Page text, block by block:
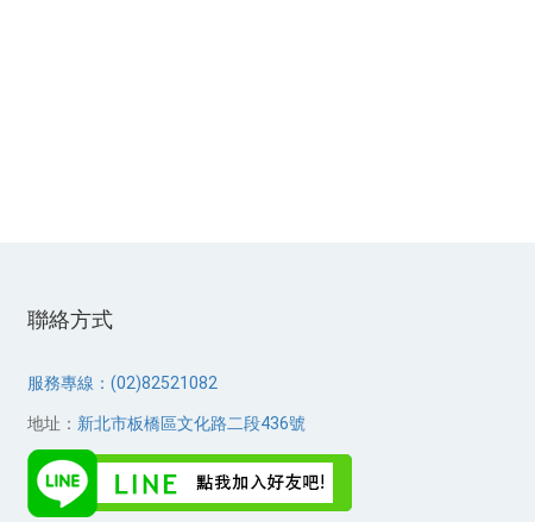
聯絡方式
服務專線：(02)82521082
地址： 新北市板橋區文化路二段436號